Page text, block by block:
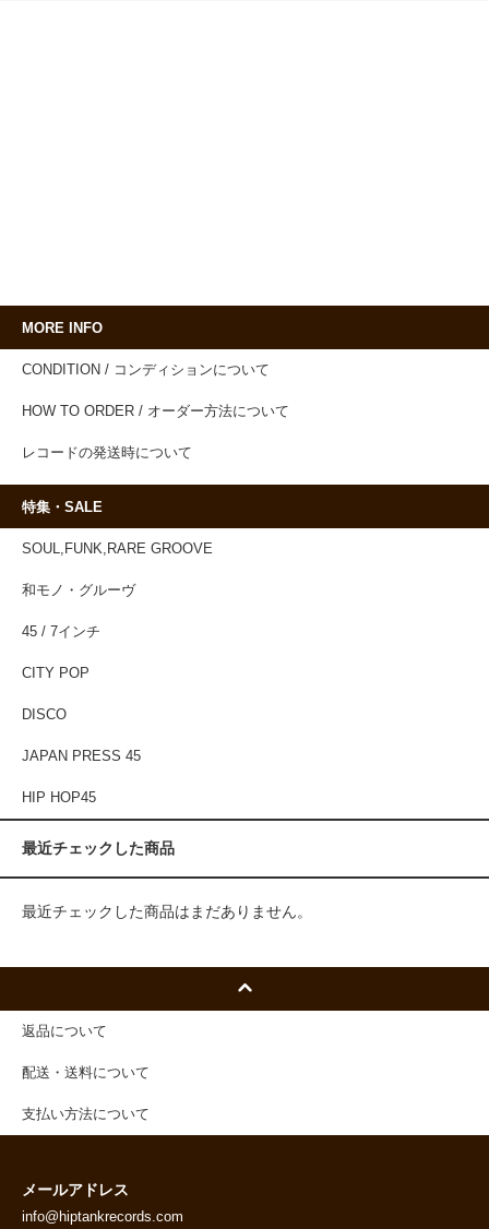
MORE INFO
CONDITION / コンディションについて
HOW TO ORDER / オーダー方法について
レコードの発送時について
特集・SALE
SOUL,FUNK,RARE GROOVE
和モノ・グルーヴ
45 / 7インチ
CITY POP
DISCO
JAPAN PRESS 45
HIP HOP45
最近チェックした商品
最近チェックした商品はまだありません。
返品について
配送・送料について
支払い方法について
メールアドレス
info@hiptankrecords.com